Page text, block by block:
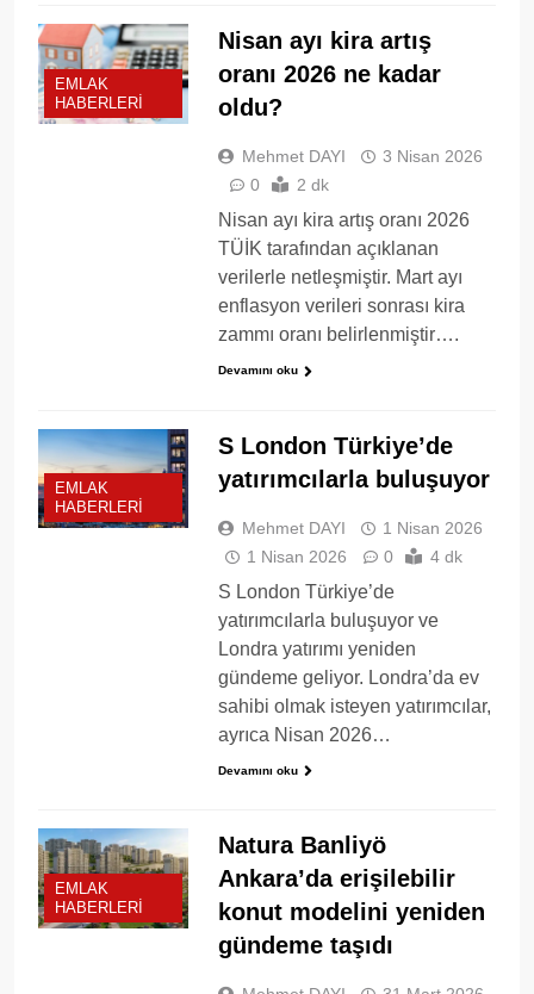
EMLAK
HABERLERI
Nisan ayı kira artış
oranı 2026 ne kadar
oldu?
Mehmet DAYI
3 Nisan 2026
0
2 dk
Nisan ayı kira artış oranı 2026
TÜİK tarafından açıklanan
verilerle netleşmiştir. Mart ayı
enflasyon verileri sonrası kira
zammı oranı belirlenmiştir….
Devamını oku
EMLAK
HABERLERI
S London Türkiye’de
yatırımcılarla buluşuyor
Mehmet DAYI
1 Nisan 2026
1 Nisan 2026
0 4 dk
S London Türkiye’de
yatırımcılarla buluşuyor ve
Londra yatırımı yeniden
gündeme geliyor. Londra’da ev
sahibi olmak isteyen yatırımcılar,
ayrıca Nisan 2026…
Devamını oku
EMLAK
HABERLERI
Natura Banliyö
Ankara’da erişilebilir
konut modelini yeniden
gündeme taşıdı